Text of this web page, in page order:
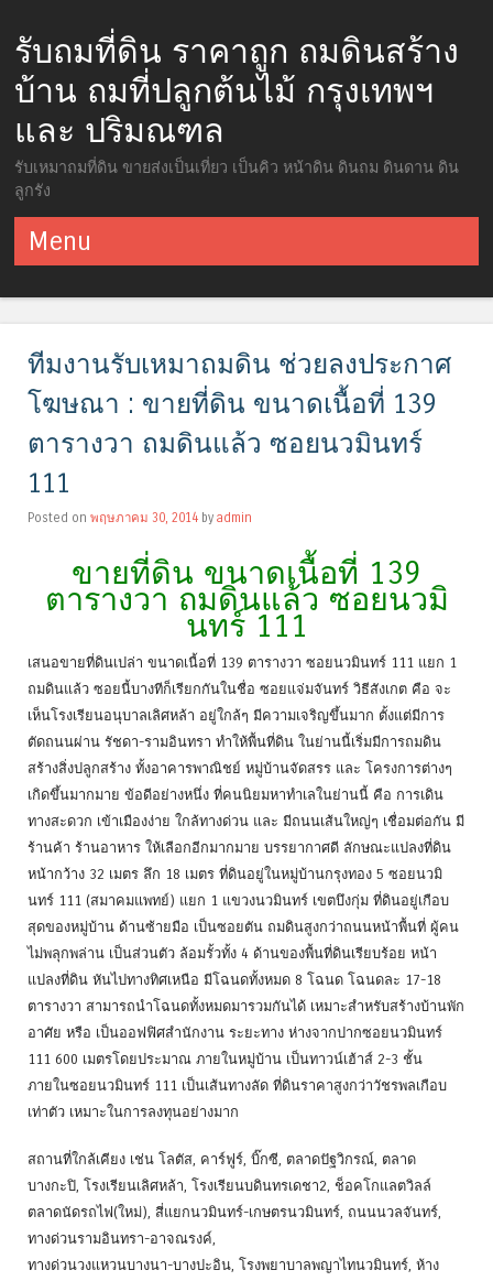
รับถมที่ดิน ราคาถูก ถมดินสร้าง
บ้าน ถมที่ปลูกต้นไม้ กรุงเทพฯ
และ ปริมณฑล
รับเหมาถมที่ดิน ขายส่งเป็นเที่ยว เป็นคิว หน้าดิน ดินถม ดินดาน ดิน
ลูกรัง
Menu
ทีมงานรับเหมาถมดิน ช่วยลงประกาศ
โฆษณา : ขายที่ดิน ขนาดเนื้อที่ 139
ตารางวา ถมดินแล้ว ซอยนวมินทร์
111
Posted on พฤษภาคม 30, 2014 by admin
ขายที่ดิน ขนาดเนื้อที่ 139
ตารางวา ถมดินแล้ว ซอยนวมิ
นทร์ 111
เสนอขายที่ดินเปล่า ขนาดเนื้อที่ 139 ตารางวา ซอยนวมินทร์ 111 แยก 1
ถมดินแล้ว ซอยนี้บางทีก็เรียกกันในชื่อ ซอยแจ่มจันทร์ วิธีสังเกต คือ จะ
เห็นโรงเรียนอนุบาลเลิศหล้า อยู่ใกล้ๆ มีความเจริญขึ้นมาก ตั้งแต่มีการ
ตัดถนนผ่าน รัชดา-รามอินทรา ทำให้พื้นที่ดิน ในย่านนี้เริ่มมีการถมดิน
สร้างสิ่งปลูกสร้าง ทั้งอาคารพาณิชย์ หมู่บ้านจัดสรร และ โครงการต่างๆ
เกิดขึ้นมากมาย ข้อดีอย่างหนึ่ง ที่คนนิยมหาทำเลในย่านนี้ คือ การเดิน
ทางสะดวก เข้าเมืองง่าย ใกล้ทางด่วน และ มีถนนเส้นใหญ่ๆ เชื่อมต่อกัน มี
ร้านค้า ร้านอาหาร ให้เลือกอีกมากมาย บรรยากาศดี ลักษณะแปลงที่ดิน
หน้ากว้าง 32 เมตร ลึก 18 เมตร ที่ดินอยู่ในหมู่บ้านกรุงทอง 5 ซอยนวมิ
นทร์ 111 (สมาคมแพทย์) แยก 1 แขวงนวมินทร์ เขตบึงกุ่ม ที่ดินอยู่เกือบ
สุดของหมู่บ้าน ด้านซ้ายมือ เป็นซอยตัน ถมดินสูงกว่าถนนหน้าพื้นที่ ผู้คน
ไม่พลุกพล่าน เป็นส่วนตัว ล้อมรั้วทั้ง 4 ด้านของพื้นที่ดินเรียบร้อย หน้า
แปลงที่ดิน หันไปทางทิศเหนือ มีโฉนดทั้งหมด 8 โฉนด โฉนดละ 17-18
ตารางวา สามารถนำโฉนดทั้งหมดมารวมกันได้ เหมาะสำหรับสร้างบ้านพัก
อาศัย หรือ เป็นออฟฟิศสำนักงาน ระยะทาง ห่างจากปากซอยนวมินทร์
111 600 เมตรโดยประมาณ ภายในหมู่บ้าน เป็นทาวน์เฮ้าส์ 2-3 ชั้น
ภายในซอยนวมินทร์ 111 เป็นเส้นทางลัด ที่ดินราคาสูงกว่าวัชรพลเกือบ
เท่าตัว เหมาะในการลงทุนอย่างมาก
สถานที่ใกล้เคียง เช่น โลตัส, คาร์ฟูร์, บิ๊กซี, ตลาดปัฐวิกรณ์, ตลาด
บางกะปิ, โรงเรียนเลิศหล้า, โรงเรียนบดินทรเดชา2, ช็อคโกแลตวิลล์
ตลาดนัดรถไฟ(ใหม่), สี่แยกนวมินทร์-เกษตรนวมินทร์, ถนนนวลจันทร์,
ทางด่วนรามอินทรา-อาจณรงค์,
ทางด่วนวงแหวนบางนา-บางปะอิน, โรงพยาบาลพญาไทนวมินทร์, ห้าง